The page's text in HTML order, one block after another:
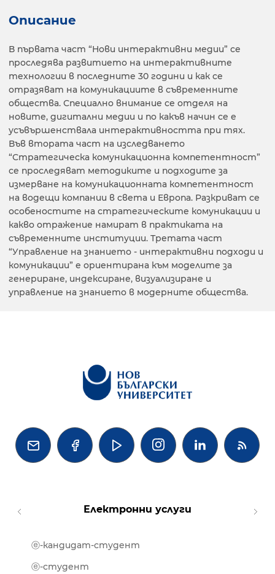
Описание
В първата част “Нови интерактивни медии” се
проследява развитието на интерактивните
технологии в последните 30 години и как се
отразяват на комуникациите в съвременните
общества. Специално внимание се отделя на
новите, дигитални медии и по какъв начин се е
усъвършенствала интерактивността при тях.
Във втората част на изследването
“Стратегическа комуникационна компетентност”
се проследяват методиките и подходите за
измерване на комуникационната компетентност
на водещи компании в света и Европа. Разкриват се
особеностите на стратегическите комуникации и
какво отражение намират в практиката на
съвременните институции. Третата част
“Управление на знанието - интерактивни подходи и
комуникации” е ориентирана към моделите за
генериране, индексиране, визуализиране и
управление на знанието в модерните общества.
   
Електронни услуги
ⓔ-кандидат-студент
ⓔ-студент